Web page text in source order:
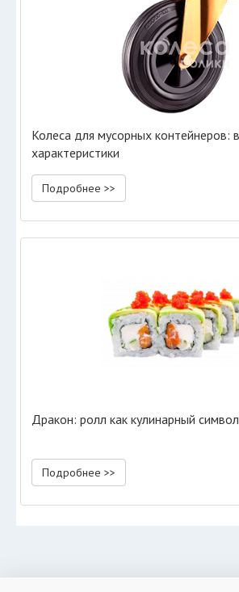
Колеса для мусорных контейнеров:
характеристики
Подробнее >>
Дракон: ролл как кулинарный
Подробнее >>